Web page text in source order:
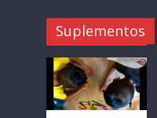
Suplementos